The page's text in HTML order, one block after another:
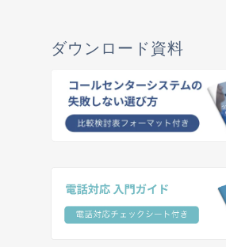
ダウンロード資料